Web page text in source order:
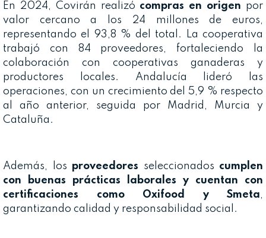
En 2024, Covirán realizó compras en origen por
valor cercano a los 24 millones de euros,
representando el 93,8 % del total. La cooperativa
trabajó con 84 proveedores, fortaleciendo la
colaboración con cooperativas ganaderas y
productores locales. Andalucía lideró las
operaciones, con un crecimiento del 5,9 % respecto
al año anterior, seguida por Madrid, Murcia y
Cataluña.
Además, los proveedores seleccionados cumplen
con buenas prácticas laborales y cuentan con
certificaciones como Oxifood y Smeta,
garantizando calidad y responsabilidad social.